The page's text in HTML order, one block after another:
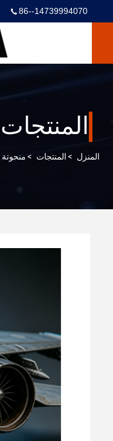
86--14739994070
المنتجات
المنزل > المنتجات > منحوتة